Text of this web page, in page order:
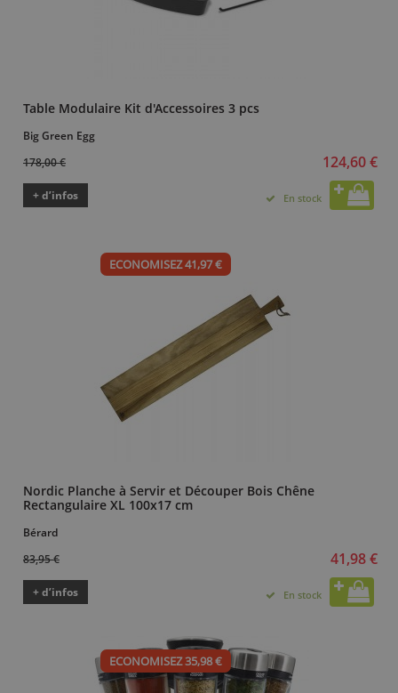
Table Modulaire Kit d'Accessoires 3 pcs
Big Green Egg
178,00 €
124,60 €
+ d’infos En stock
ECONOMISEZ 41,97 €
Nordic Planche à Servir et Découper Bois Chêne
Rectangulaire XL 100x17 cm
Bérard
83,95 €
41,98 €
+ d’infos En stock
ECONOMISEZ 35,98 €